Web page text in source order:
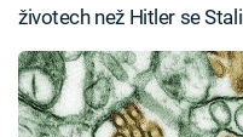
životech než Hitler se